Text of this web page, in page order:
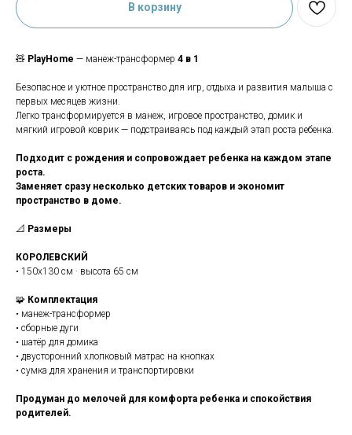
В корзину
🧸 PlayHome — манеж-трансформер 4 в 1
Безопасное и уютное пространство для игр, отдыха и развития малыша с
первых месяцев жизни.
Легко трансформируется в манеж, игровое пространство, домик и
мягкий игровой коврик — подстраиваясь под каждый этап роста ребенка.
Подходит с рождения и сопровождает ребенка на каждом этапе
роста.
Заменяет сразу несколько детских товаров и экономит
пространство в доме.
📐 Размеры
КОРОЛЕВСКИЙ
• 150x130 см · высота 65 см
🧩 Комплектация
• манеж-трансформер
• сборные дуги
• шатёр для домика
• двусторонний хлопковый матрас на кнопках
• сумка для хранения и транспортировки
Продуман до мелочей для комфорта ребенка и спокойствия
родителей.